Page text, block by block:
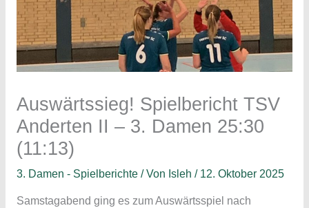
Auswärtssieg! Spielbericht TSV
Anderten II – 3. Damen 25:30
(11:13)
3. Damen - Spielberichte/ Von Isleh / 12. Oktober 2025
Samstagabend ging es zum Auswärtsspiel nach